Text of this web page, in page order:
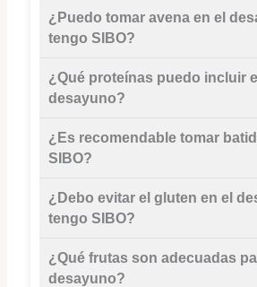
¿Puedo tomar avena en el
tengo SIBO?
¿Qué proteínas puedo incluir
desayuno?
¿Es recomendable tomar
SIBO?
¿Debo evitar el gluten en el
tengo SIBO?
¿Qué frutas son adecuadas
desayuno?